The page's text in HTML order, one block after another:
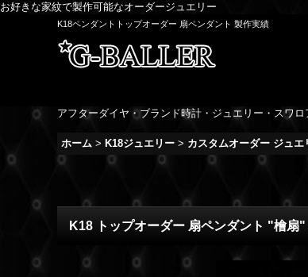
お好きな家紋で製作可能なオーダージュエリー
K18ペンダントトップオーダー 扇ペンダント 製作実績
アフターダイヤ・ブランド時計・ジュエリー・スワ
ホーム > K18ジュエリー > カスタムオーダー ジュエ
K18 トップオーダー 扇ペンダント "檜扇